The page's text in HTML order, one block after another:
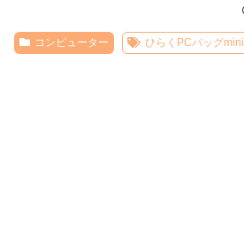
コンピューター ひらくPCバッグmini